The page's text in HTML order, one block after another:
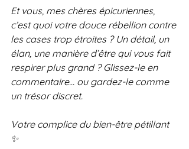
Et vous, mes chères épicuriennes,
c’est quoi votre douce rébellion contre
les cases trop étroites ? Un détail, un
élan, une manière d’être qui vous fait
respirer plus grand ? Glissez-le en
commentaire… ou gardez-le comme
un trésor discret.
Votre complice du bien-être pétillant
✨